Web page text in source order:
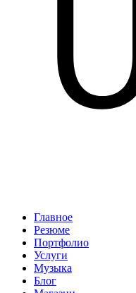
Главное
Резюме
Портфолио
Услуги
Музыка
Блог